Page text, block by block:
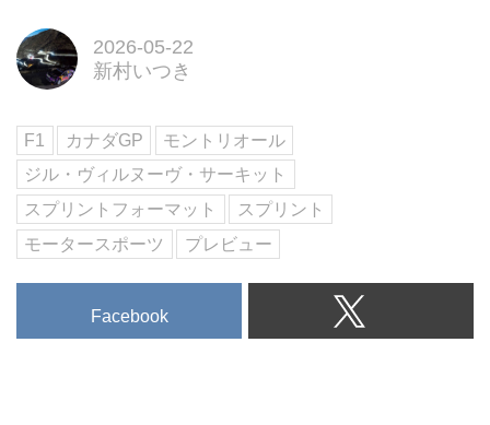
6月号の第一特集は、電動化と高
級化で激変する「ニューSUVの現
在地とその先」。PHEVのディフ
ェンダーやポルシェのBEV、復活
のホンダCR-Vまで徹...
2026-05-22
新村いつき
F1 カナダGP
モントリオール
ジル・ヴィルヌーヴ・サーキット
スプリントフォーマット
スプリント
モータースポーツ
プレビュー
Facebook